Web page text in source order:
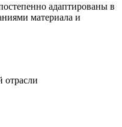
адаптированы в
материала и
отрасли